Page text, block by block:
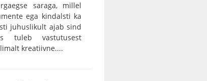
saraga, millel
ega kindalsti ka
juhuslikult ajab sind
tuleb vastutusest
kreatiivne....